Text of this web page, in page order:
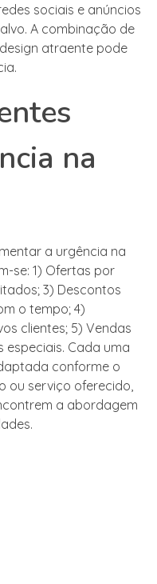
sociais e anúncios
A combinação de
atraente pode
na
a urgência na
se: 1) Ofertas por
3) Descontos
o tempo; 4)
clientes; 5) Vendas
Cada uma
conforme o
ou serviço oferecido,
a abordagem